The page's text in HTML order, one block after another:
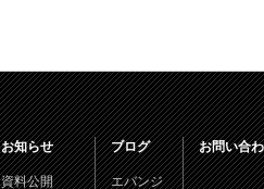
お知らせ
資料公開
ブログ
エバンジ
お問い合